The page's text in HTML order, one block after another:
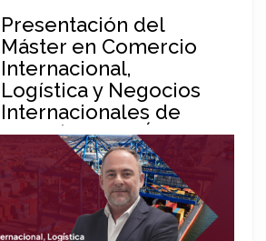
Presentación del
Máster en Comercio
Internacional,
Logística y Negocios
Internacionales de
EUDE | Miguel Ángel
Sánchez